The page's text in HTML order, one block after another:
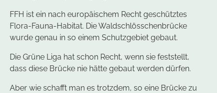
FFH ist ein nach europäischem Recht geschütztes
Flora-Fauna-Habitat. Die Waldschlösschenbrücke
wurde genau in so einem Schutzgebiet gebaut.
Die Grüne Liga hat schon Recht, wenn sie feststellt,
dass diese Brücke nie hätte gebaut werden dürfen.
Aber wie schafft man es trotzdem, so eine Brücke zu